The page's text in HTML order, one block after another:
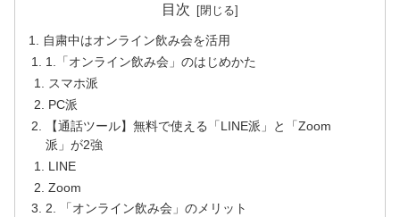
目次
自粛中はオンライン飲み会を活用
1.「オンライン飲み会」のはじめかた
スマホ派
PC派
【通話ツール】無料で使える「LINE派」と「Zoom
派」が2強
LINE
Zoom
2. 「オンライン飲み会」のメリット